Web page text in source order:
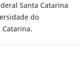
Santa Catarina
do
Catarina.